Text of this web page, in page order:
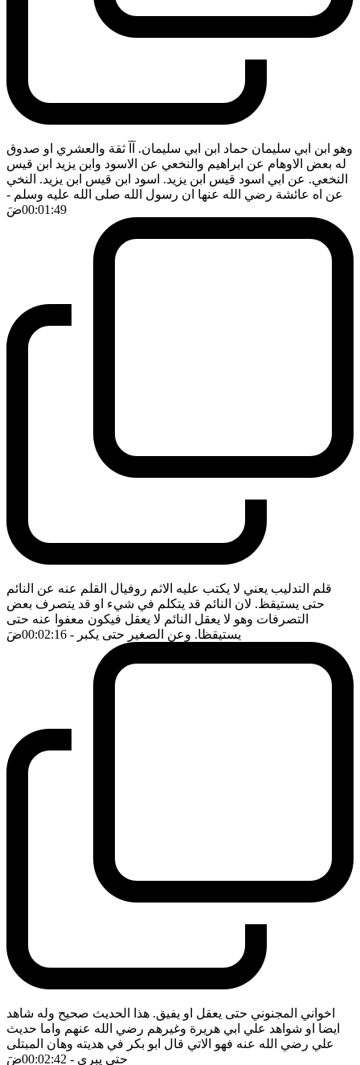
وهو ابن ابي سليمان حماد ابن ابي سليمان. آآ ثقة والعشري او صدوق
له بعض الاوهام عن ابراهيم والنخعي عن الاسود وابن يزيد ابن قيس
النخعي. عن ابي اسود قيس ابن يزيد. اسود ابن قيس ابن يزيد. النخي
عن اه عائشة رضي الله عنها ان رسول الله صلى الله عليه وسلم -
00:01:49ضَ
قلم التدليب يعني لا يكتب عليه الاثم روفيال القلم عنه عن النائم
حتى يستيقظ. لان النائم قد يتكلم في شيء او قد يتصرف بعض
التصرفات وهو لا يعقل النائم لا يعقل فيكون معفوا عنه حتى
يستيقظا. وعن الصغير حتى يكبر - 00:02:16 ضَ
اخواني المجنوني حتى يعقل او يفيق. هذا الحديث صحيح وله شاهد
ايضا او شواهد علي ابي هريرة وغيرهم رضي الله عنهم واما حديث
علي رضي الله عنه فهو الاتي قال ابو بكر في هديته وهان المبتلى
حتى يبرى - 00:02:42 ضَ